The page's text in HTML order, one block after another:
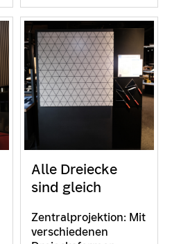
Alle Dreiecke
sind gleich
Zentralprojektion: Mit
verschiedenen